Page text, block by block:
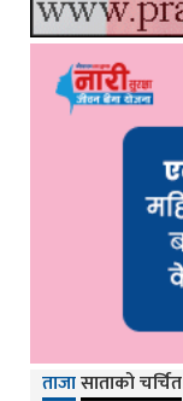
ताजासाताको चर्चित